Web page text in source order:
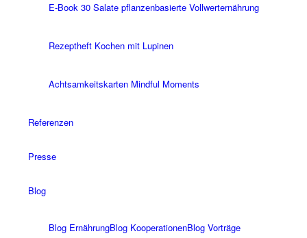
E-Book 30 Salate pflanzenbasierte Vollwerternährung
Rezeptheft Kochen mit Lupinen
Achtsamkeitskarten Mindful Moments
Referenzen
Presse
Blog
Blog ErnährungBlog KooperationenBlog Vorträge